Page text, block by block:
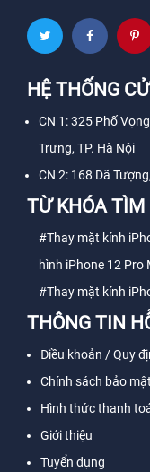
HỆ THỐNG
CN 1: 325 Phố
Trưng, TP. Hà Nội
CN 2: 168 Dã
TỪ KHÓA TÌM
#Thay mặt kính
hình iPhone 12 Pro
#Thay mặt kính
THÔNG TIN
Điều khoản / Quy
Chính sách bảo mật
Hình thức thanh
Giới thiệu
Tuyển dụng